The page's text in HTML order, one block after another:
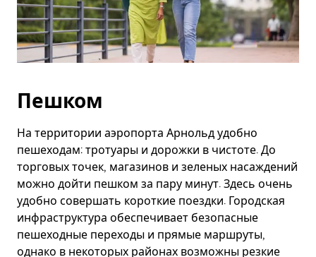
Пешком
На территории аэропорта Арнольд удобно
пешеходам: тротуары и дорожки в чистоте. До
торговых точек, магазинов и зеленых насаждений
можно дойти пешком за пару минут. Здесь очень
удобно совершать короткие поездки. Городская
инфраструктура обеспечивает безопасные
пешеходные переходы и прямые маршруты,
однако в некоторых районах возможны резкие